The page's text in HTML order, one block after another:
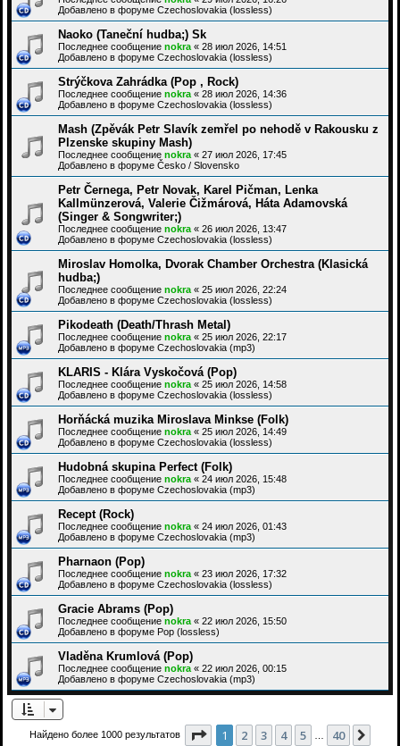
Добавлено в форуме Czechoslovakia (lossless)
Naoko (Taneční hudba;) Sk
Последнее сообщение nokra « 28 июл 2026, 14:51
Добавлено в форуме Czechoslovakia (lossless)
Strýčkova Zahrádka (Pop , Rock)
Последнее сообщение nokra « 28 июл 2026, 14:36
Добавлено в форуме Czechoslovakia (lossless)
Mash (Zpěvák Petr Slavík zemřel po nehodě v Rakousku z
Plzenske skupiny Mash)
Последнее сообщение nokra « 27 июл 2026, 17:45
Добавлено в форуме Česko / Slovensko
Petr Černega, Petr Novak, Karel Pičman, Lenka
Kallmünzerová, Valerie Čižmárová, Háta Adamovská
(Singer & Songwriter;)
Последнее сообщение nokra « 26 июл 2026, 13:47
Добавлено в форуме Czechoslovakia (lossless)
Miroslav Homolka, Dvorak Chamber Orchestra (Klasická
hudba;)
Последнее сообщение nokra « 25 июл 2026, 22:24
Добавлено в форуме Czechoslovakia (lossless)
Pikodeath (Death/Thrash Metal)
Последнее сообщение nokra « 25 июл 2026, 22:17
Добавлено в форуме Czechoslovakia (mp3)
KLARIS - Klára Vyskočová (Pop)
Последнее сообщение nokra « 25 июл 2026, 14:58
Добавлено в форуме Czechoslovakia (lossless)
Horňácká muzika Miroslava Minkse (Folk)
Последнее сообщение nokra « 25 июл 2026, 14:49
Добавлено в форуме Czechoslovakia (lossless)
Hudobná skupina Perfect (Folk)
Последнее сообщение nokra « 24 июл 2026, 15:48
Добавлено в форуме Czechoslovakia (mp3)
Recept (Rock)
Последнее сообщение nokra « 24 июл 2026, 01:43
Добавлено в форуме Czechoslovakia (mp3)
Pharnaon (Pop)
Последнее сообщение nokra « 23 июл 2026, 17:32
Добавлено в форуме Czechoslovakia (lossless)
Gracie Abrams (Pop)
Последнее сообщение nokra « 22 июл 2026, 15:50
Добавлено в форуме Pop (lossless)
Vladěna Krumlová (Pop)
Последнее сообщение nokra « 22 июл 2026, 00:15
Добавлено в форуме Czechoslovakia (mp3)
Найдено более 1000 результатов Страница из 40
1 2 3 4 5 40